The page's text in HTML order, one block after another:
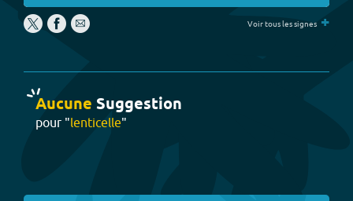
Voir tous les signes +
Aucune Suggestion
pour "lenticelle"